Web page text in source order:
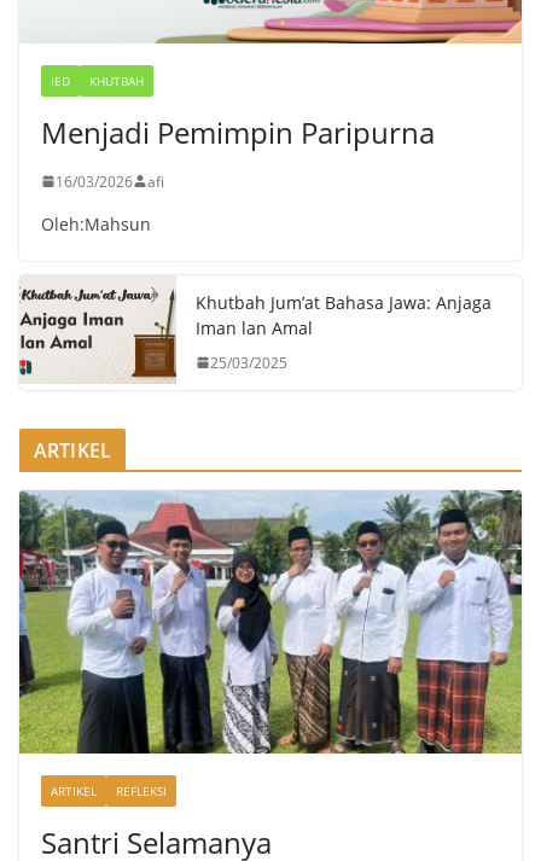
IED KHUTBAH
Menjadi Pemimpin Paripurna
16/03/2026 afi
Oleh:Mahsun
Khutbah Jum’at Bahasa Jawa: Anjaga
Iman lan Amal
25/03/2025
ARTIKEL
ARTIKEL REFLEKSI
Santri Selamanya